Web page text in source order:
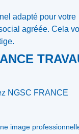
adapté pour votre
agréée. Cela
NGSC FRANCE
image